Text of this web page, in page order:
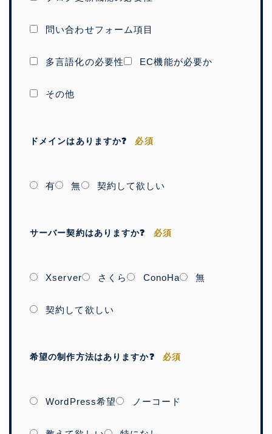
問い合わせフォーム項目
多言語化の必要性 EC機能が必要か
その他
ドメインはありますか❓ 必須
有 無 契約して欲しい
サーバー契約はありますか❓ 必須
Xserver さくら ConoHa 無
契約して欲しい
希望の制作方法はありますか❓ 必須
WordPress希望 ノーコード